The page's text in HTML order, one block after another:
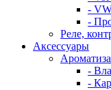
-
-
Реле,
Аксессуары
-
-